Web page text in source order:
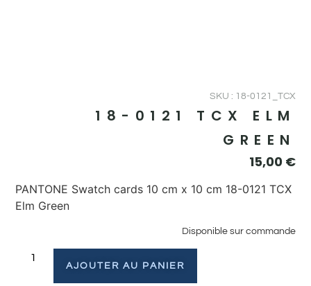
SKU : 18-0121_TCX
18-0121 TCX ELM
GREEN
15,00 €
PANTONE Swatch cards 10 cm x 10 cm 18-0121 TCX
Elm Green
Disponible sur commande
AJOUTER AU PANIER